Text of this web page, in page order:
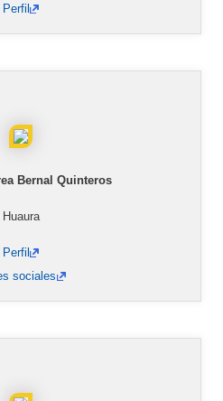
Perfil
Bernal Quinteros
Huaura
Perfil
sociales